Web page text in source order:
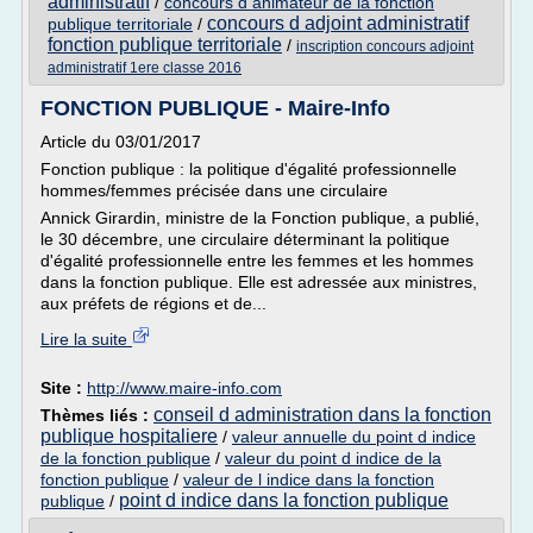
publique territoriale / concours d adjoint administratif
fonction publique territoriale / inscription concours adjoint
administratif 1ere classe 2016
FONCTION PUBLIQUE - Maire-Info
Article du 03/01/2017
Fonction publique : la politique d'égalité professionnelle
hommes/femmes précisée dans une circulaire
Annick Girardin, ministre de la Fonction publique, a publié,
le 30 décembre, une circulaire déterminant la politique
d'égalité professionnelle entre les femmes et les hommes
dans la fonction publique. Elle est adressée aux ministres,
aux préfets de régions et de...
Lire la suite
Site : http://www.maire-info.com
Thèmes liés : conseil d administration dans la fonction
publique hospitaliere / valeur annuelle du point d indice
de la fonction publique / valeur du point d indice de la
fonction publique / valeur de l indice dans la fonction
publique / point d indice dans la fonction publique